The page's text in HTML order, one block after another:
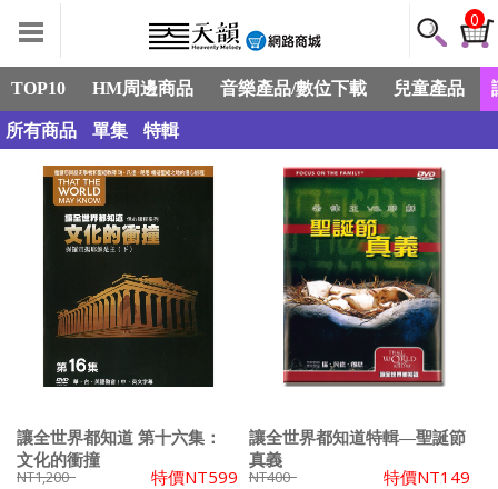
0
TOP10 HM周邊商品 音樂產品/數位下載 兒童產品
所有商品 單集 特輯
讓全世界都知道 第十六集：
文化的衝撞
NT1,200 特價NT599
讓全世界都知道特輯—聖誕節
真義
NT400 特價NT149